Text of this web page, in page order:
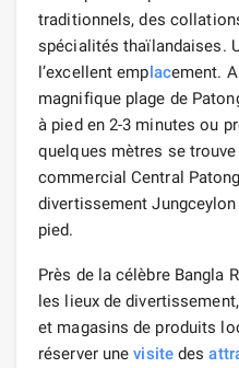
traditionnels, des
spécialités thaïlandaises.
l’excellent emplacement.
magnifique plage de
à pied en 2-3 minutes ou
quelques mètres se
commercial Central
divertissement
pied.
Près de la célèbre Bangla
les lieux de
et magasins de produits
réserver unevisitedes